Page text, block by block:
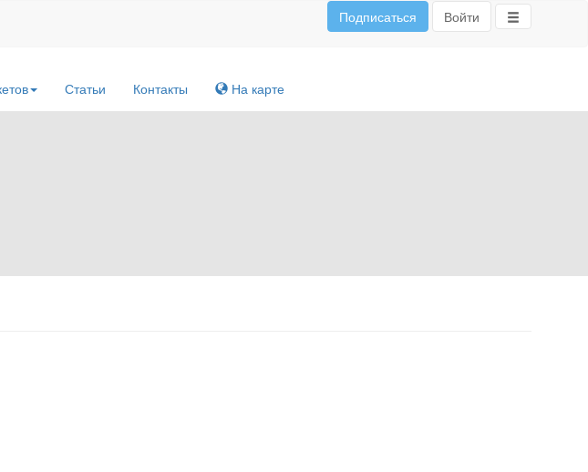
Подписаться Войти
Статьи Контакты На карте